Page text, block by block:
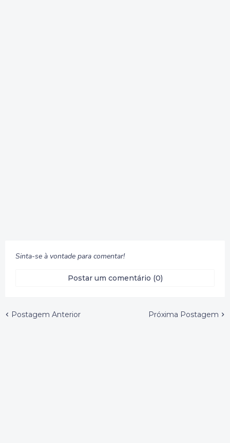
Sinta-se à vontade para comentar!
Postar um comentário (0)
Postagem Anterior Próxima Postagem